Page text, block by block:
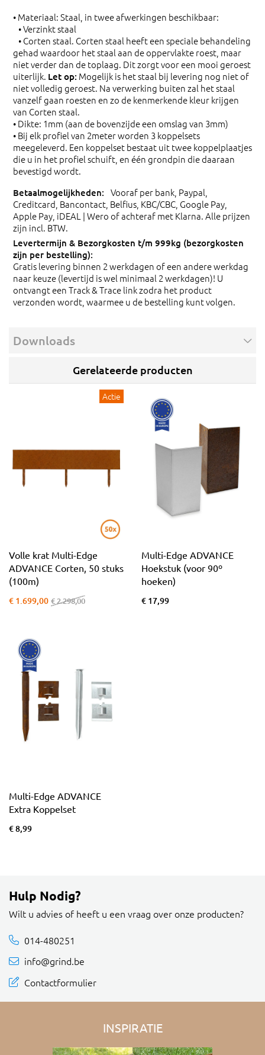
• Materiaal: Staal, in twee afwerkingen beschikbaar:
• Verzinkt staal
• Corten staal. Corten staal heeft een speciale behandeling
gehad waardoor het staal aan de oppervlakte roest, maar
niet verder dan de toplaag. Dit zorgt voor een mooi geroest
uiterlijk. Let op: Mogelijk is het staal bij levering nog niet of
niet volledig geroest. Na verwerking buiten zal het staal
vanzelf gaan roesten en zo de kenmerkende kleur krijgen
van Corten staal.
• Dikte: 1mm (aan de bovenzijde een omslag van 3mm)
• Bij elk profiel van 2meter worden 3 koppelsets
meegeleverd. Een koppelset bestaat uit twee koppelplaatjes
die u in het profiel schuift, en één grondpin die daaraan
bevestigd wordt.
Vooraf per bank, Paypal,
Creditcard, Bancontact, Belfius, KBC/CBC, Google Pay,
Apple Pay, iDEAL | Wero of achteraf met Klarna. Alle prijzen
zijn incl. BTW.
Gratis levering binnen 2 werkdagen of een andere werkdag
naar keuze (levertijd is wel minimaal 2 werkdagen)! U
ontvangt een Track & Trace link zodra het product
verzonden wordt, waarmee u de bestelling kunt volgen.
Downloads
Gerelateerde producten
Actie
Volle krat Multi-Edge
ADVANCE Corten, 50 stuks
(100m)
€ 1.699,00 € 2.298,00
Multi-Edge ADVANCE
Hoekstuk (voor 90º
hoeken)
€ 17,99
Multi-Edge ADVANCE
Extra Koppelset
€ 8,99
Hulp Nodig?
Wilt u advies of heeft u een vraag over onze producten?
014-480251
info@grind.be
Contactformulier
INSPIRATIE